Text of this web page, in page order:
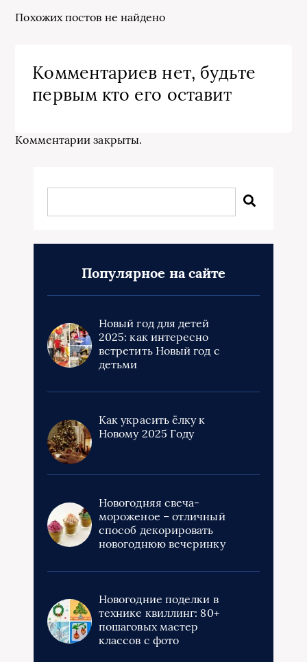
Похожих постов не найдено
Комментариев нет, будьте
первым кто его оставит
Комментарии закрыты.
Популярное на сайте
Новый год для детей
2025: как интересно
встретить Новый год с
детьми
Как украсить ёлку к
Новому 2025 Году
Новогодняя свеча-
мороженое – отличный
способ декорировать
новогоднюю вечеринку
Новогодние поделки в
технике квиллинг: 80+
пошаговых мастер
классов с фото